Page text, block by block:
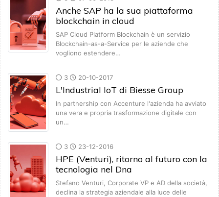
Anche SAP ha la sua piattaforma
blockchain in cloud
SAP Cloud Platform Blockchain è un servizio
Blockchain-as-a-Service per le aziende che
vogliono estendere…
3 20-10-2017
L'Industrial IoT di Biesse Group
In partnership con Accenture l'azienda ha avviato
una vera e propria trasformazione digitale con
un…
3 23-12-2016
HPE (Venturi), ritorno al futuro con la
tecnologia nel Dna
Stefano Venturi, Corporate VP e AD della società,
declina la strategia aziendale alla luce delle